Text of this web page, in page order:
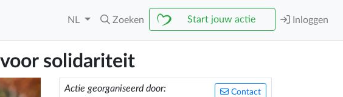
NL Zoeken Start jouw actie Inloggen
solidariteit
Contact
Actie georganiseerd door: